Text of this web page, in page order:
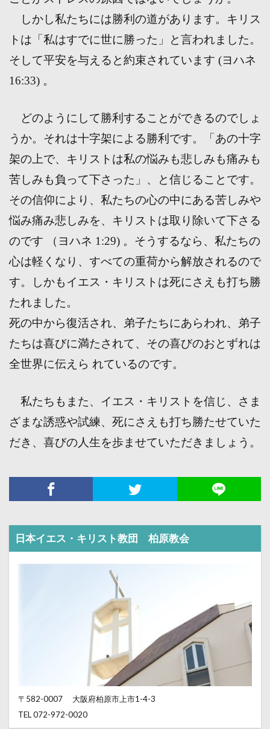
しかし私たちには勝利の道があります。キリス
トは「私はすでに世に勝った」と言われました。
そして平安を与えると約束されています (ヨハネ
16:33) 。
どのようにして勝利することができるのでしょ
うか。それは十字架による勝利です。「あの十字
架の上で、キリストは私の悩みも悲しみも痛みも
苦しみも負って下さった」、と信じることです。
その信仰により、私たちの心の中にある苦しみや
悩み痛み悲しみを、キリストは取り除いて下さる
のです （ヨハネ 1:29) 。そうするなら、私たちの
心は軽くなり、すべての重荷から解放されるので
す。しかもイエス・キリストは死にさえも打ち勝
たれました。
死の中から復活され、弟子たちにあらわれ、弟子
たちは喜びに満たされて、その喜びのおとずれは
全世界に伝えら れているのです。
私たちもまた、イエス・キリストを信じ、さま
ざまな誘惑や試練、死にさえも打ち勝たせていた
だき、喜びの人生を歩ませていただきましょう。
日本イエス・キリスト教団 柏原教会
〒582-0007
大阪府柏原市上市1-4-3
TEL 072-972-0020